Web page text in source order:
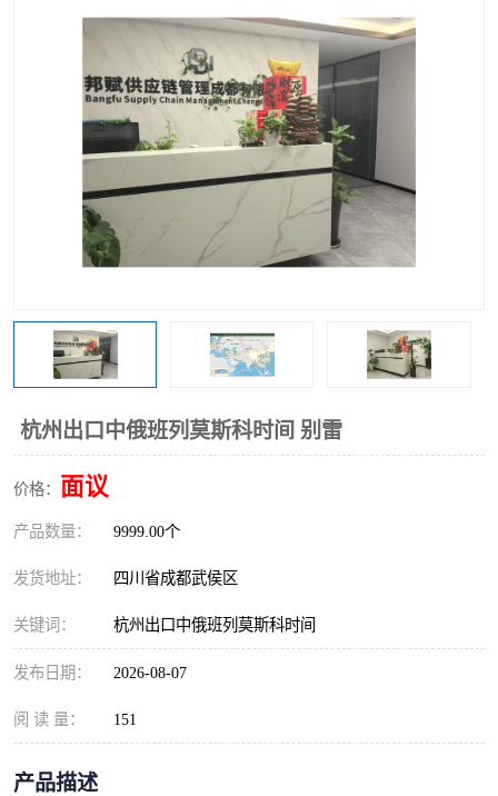
杭州出口中俄班列莫斯科时间 别雷
价格： 面议
产品数量： 9999.00个
发货地址： 四川省成都武侯区
关键词： 杭州出口中俄班列莫斯科时间
发布日期： 2026-08-07
阅 读 量： 151
产品描述
中欧班列进口红酒啤酒
蓉欧班列进口机械设备 马来西亚物流
东南亚铁路 铁路出口拼箱/整柜
中俄班列莫斯科